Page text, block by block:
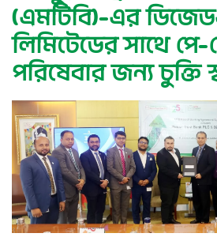
(এমটিবি)-এর
লিমিটেডের সাথে
পরিষেবার জন্য চুক্তি